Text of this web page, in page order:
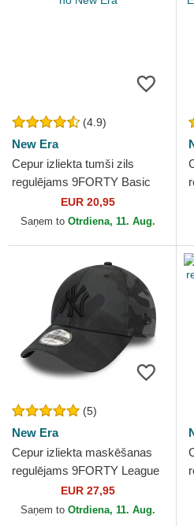
(4.9)
New Era
Cepur izliekta tumši zils
regulējams 9FORTY Basic
Flag no New Era
EUR 20,95
Saņem to Otrdiena, 11. Aug.
(5)
New Era
Cepur izliekta maskēšanas
regulējams 9FORTY League
Essential no New York
Yankees MLB no New Era
EUR 27,95
Saņem to Otrdiena, 11. Aug.